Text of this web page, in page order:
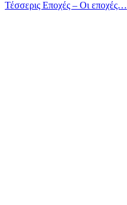
Τέσσερις Εποχές – Οι εποχές…